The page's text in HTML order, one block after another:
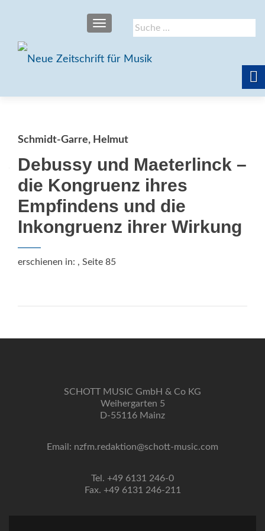
Suche
nach:
SCHALTE NAVIGATION
Schmidt-Garre, Helmut
Debussy und Maeterlinck –
die Kongruenz ihres
Empfindens und die
Inkongruenz ihrer Wirkung
erschienen in: , Seite 85
SCHOTT MUSIC GmbH & Co KG
Weihergarten 5
D-55116 Mainz
Email: nzfm.redaktion@schott-music.com
Tel. +49 6131 246-0
Fax. +49 6131 246-211